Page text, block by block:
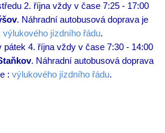
2. října vždy v čase 7:25 - 17:00
. Náhradní autobusová doprava je
výlukového jízdního řádu.
pátek 4. října vždy v čase 7:30 - 14:00
. Náhradní autobusová doprava
: výlukového jízdního řádu.